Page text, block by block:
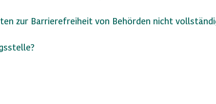
zur Barrierefreiheit von Behörden nicht